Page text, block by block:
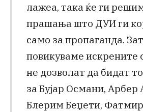
лажеа, така ќе ги
прашања што ДУИ ги
само за пропаганда.
повикуваме искрените
не дозволат да бидат
за Бујар Османи, Арбер
Блерим Беџети,